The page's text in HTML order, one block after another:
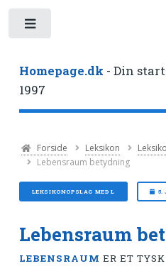
Homepage.dk - Din
1997
Forside Leksikon
Lebensraum betydning
LEKSIKONOPSLAG MED L 5.
Lebensraum
LEBENSRAUM ER ET